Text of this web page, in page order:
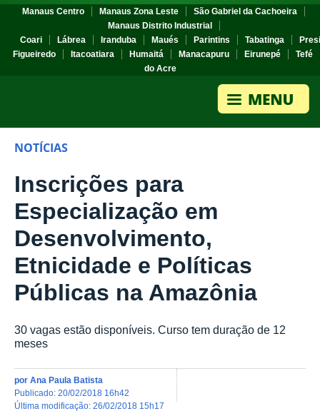
Manaus Centro Manaus Zona Leste
São Gabriel da Cachoeira
Manaus Distrito Industrial
Coari
Lábrea Iranduba Maués Parintins Tabatinga
Figueiredo
Itacoatiara Humaitá Manacapuru Eirunepé
Tefé
do Acre
NOTÍCIAS
Inscrições para
Especialização em
Desenvolvimento,
Etnicidade e Políticas
Públicas na Amazônia
30 vagas estão disponíveis. Curso tem duração de 12
meses
por Ana Paula Batista
publicado: 20/02/2018 16h42
última modificação: 26/02/2018 15h17